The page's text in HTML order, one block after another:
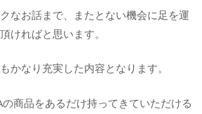
なお話まで、またとない機会に足を運
ければと思います。
かなり充実した内容となります。
の商品をあるだけ持ってきていただける